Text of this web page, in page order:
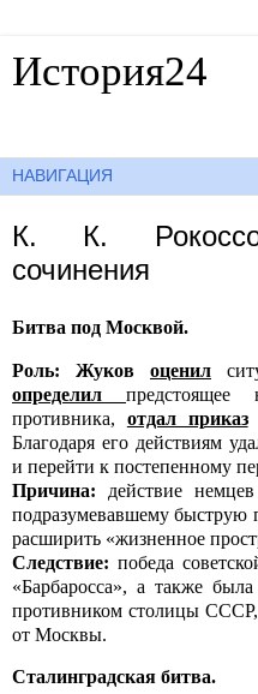
История24
К. К.
сочинения
Битва под Москвой.
Роль: Жуков оценил
определил предстоящее
противника, отдал приказ
Благодаря его действиям
и перейти к постепенному
Причина: действие
подразумевавшему быструю
расширить «жизненное
Следствие: победа
«Барбаросса», а также была
противником столицы
от Москвы.
Сталинградская битва.